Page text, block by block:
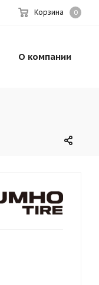
Корзина 0
О компании